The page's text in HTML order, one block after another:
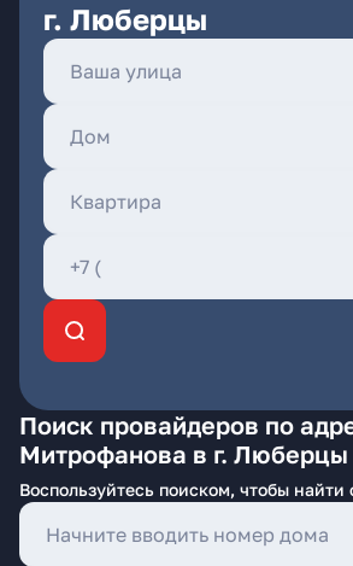
г. Люберцы
Поиск провайдеров по
Митрофанова в г. Люберцы
Воспользуйтесь поиском, чтобы найти